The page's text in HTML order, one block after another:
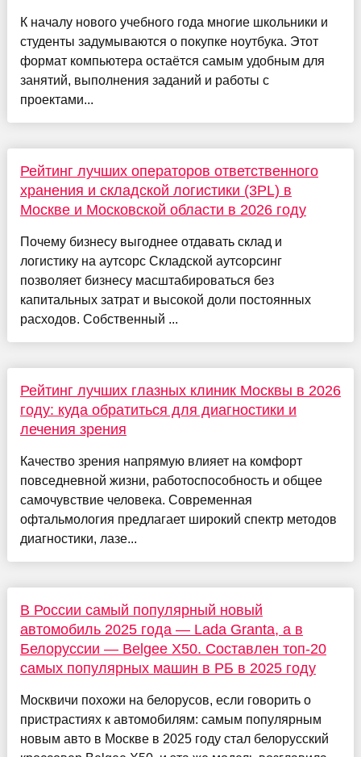
К началу нового учебного года многие школьники и
студенты задумываются о покупке ноутбука. Этот
формат компьютера остаётся самым удобным для
занятий, выполнения заданий и работы с
проектами...
Рейтинг лучших операторов ответственного
хранения и складской логистики (3PL) в
Москве и Московской области в 2026 году
Почему бизнесу выгоднее отдавать склад и
логистику на аутсорс Складской аутсорсинг
позволяет бизнесу масштабироваться без
капитальных затрат и высокой доли постоянных
расходов. Собственный ...
Рейтинг лучших глазных клиник Москвы в 2026
году: куда обратиться для диагностики и
лечения зрения
Качество зрения напрямую влияет на комфорт
повседневной жизни, работоспособность и общее
самочувствие человека. Современная
офтальмология предлагает широкий спектр методов
диагностики, лазе...
В России самый популярный новый
автомобиль 2025 года — Lada Granta, а в
Белоруссии — Belgee X50. Составлен топ-20
самых популярных машин в РБ в 2025 году
Москвичи похожи на белорусов, если говорить о
пристрастиях к автомобилям: самым популярным
новым авто в Москве в 2025 году стал белорусский